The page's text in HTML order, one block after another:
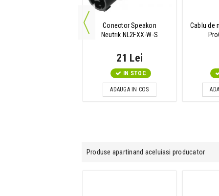
Conector Speakon
Neutrik NL2FXX-W-S
21 Lei
IN STOC
ADAUGA IN COS
Cablu de
Produse apartinand aceluiasi producator